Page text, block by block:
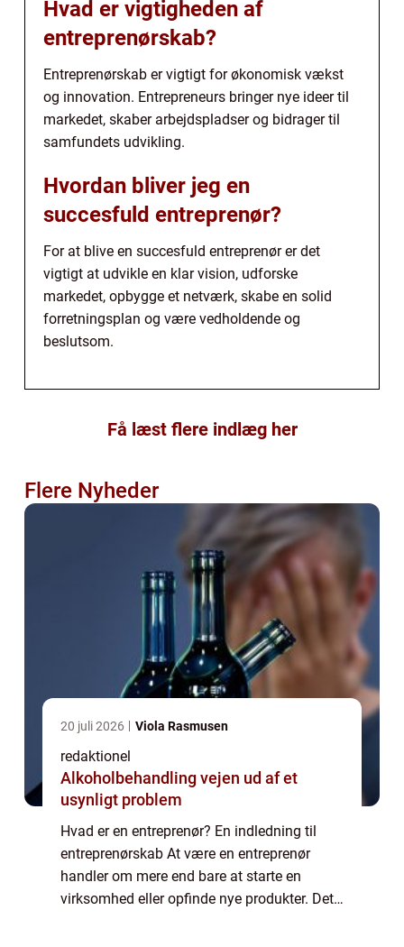
Hvad er vigtigheden af
entreprenørskab?
Entreprenørskab er vigtigt for økonomisk vækst
og innovation. Entrepreneurs bringer nye ideer til
markedet, skaber arbejdspladser og bidrager til
samfundets udvikling.
Hvordan bliver jeg en
succesfuld entreprenør?
For at blive en succesfuld entreprenør er det
vigtigt at udvikle en klar vision, udforske
markedet, opbygge et netværk, skabe en solid
forretningsplan og være vedholdende og
beslutsom.
Få læst flere indlæg her
Flere Nyheder
20 juli 2026 Viola Rasmusen
redaktionel
Alkoholbehandling vejen ud af et
usynligt problem
Hvad er en entreprenør? En indledning til
entreprenørskab At være en entreprenør
handler om mere end bare at starte en
virksomhed eller opfinde nye produkter. Det